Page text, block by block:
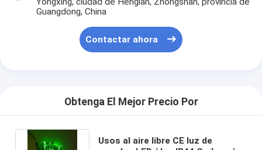
Guangdong, China
Contactar ahora
Obtenga El Mejor Precio Por
Usos al aire libre CE luz de